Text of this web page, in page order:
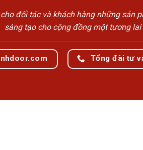
đối tác và khách hàng những sản
sáng tạo cho cộng đồng một tương
Tổng đài tư